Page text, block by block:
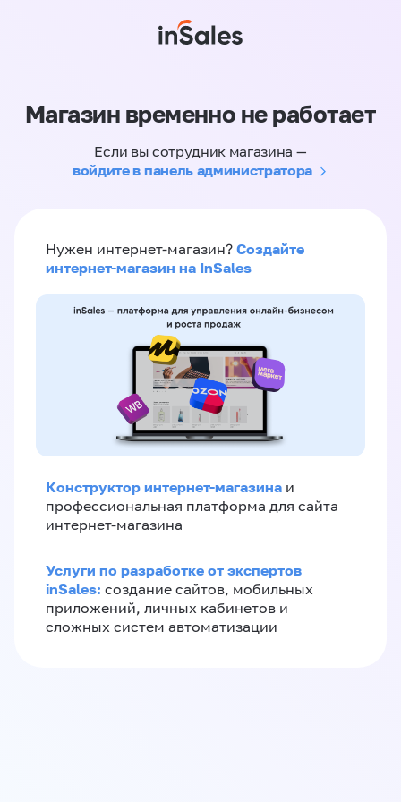
Магазин временно не работает
Если вы сотрудник магазина —
войдите в панель администратора
Нужен интернет-магазин? Создайте
интернет-магазин на InSales
Конструктор интернет-магазина и
профессиональная платформа для сайта
интернет-магазина
Услуги по разработке от экспертов
inSales: создание сайтов, мобильных
приложений, личных кабинетов и
сложных систем автоматизации